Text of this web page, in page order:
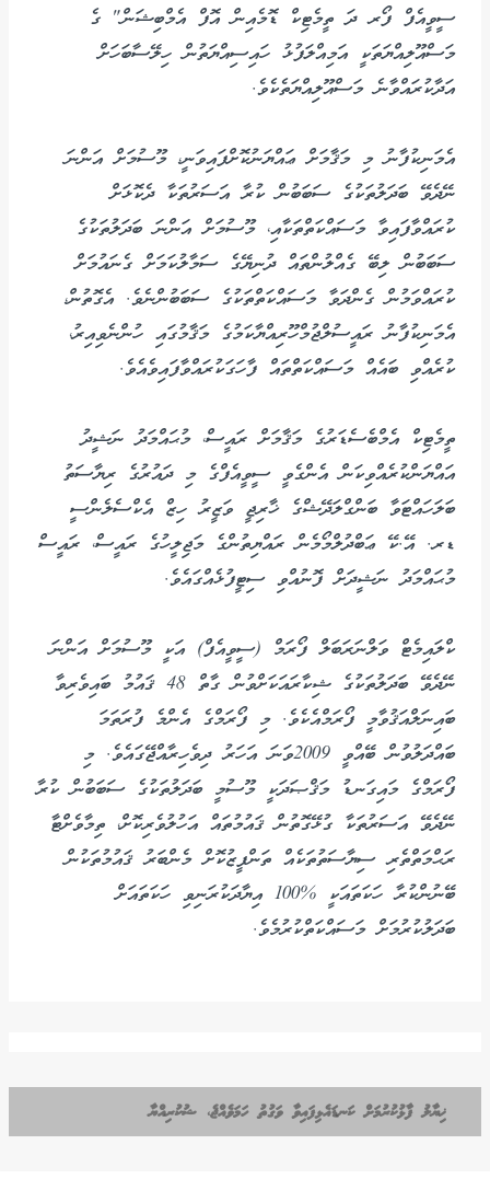
ސީވީއެފް ފޯރ ދަ ތީމެޓިކް ޑޮމެއިން އޮފް އެމްބިޝަން" ގެ
މަސްއޫލިއްޔަތަކީ އަމިއްލަފުޅު ހައިސިއްޔަތުން ހިލޭސާބަހަށް
އަދާކުރައްވާނެ މަސްއޫލިއްޔަތެކެވެ.
އެމަނިކުފާނު މި މަޤާމަށް ޢައްޔަނުކޮށްފައިވަނީ، މޫސުމަށް އަންނަ
ނޭދެވޭ ބަދަލުތަކުގެ ސަބަބުން ކުރާ އަސަރުތަކާ ދެކޮޅަށް
ކުރައްވާފައިވާ މަސައްކަތްތަކާއި، މޫސުމަށް އަންނަ ބަދަލުތަކުގެ
ސަބަބުން ލިބޭ ގެއްލުންތައް ދުނިޔޭގެ ސަމާލުކަމަށް ގެނައުމަށް
ކުރައްވަމުން ގެންދަވާ މަސައްކަތްތަކުގެ ސަބަބުންނެވެ. އެގޮތުން،
އެމަނިކުފާނު ރައީސުލްޖުމްހޫރިއްޔާކަމުގެ މަޤާމުގައި ހުންނެވިއިރު،
ކުރެއްވި ބައެއް މަސައްކަތްތައް ފާހަގަކުރައްވާފައިވެއެވެ.
ތީމެޓިކް އެމްބެސެޑަރުގެ މަޤާމަށް ރައީސް، މުޙައްމަދު ނަޝީދު
އައްޔަންކުރެއްވިކަން އެންގެވީ ސީވީއެފްގެ މި ދައުރުގެ ރިޔާސަތު
ބަލަހައްޓަވާ ބަންގްލަދޭޝްގެ ޚާރިޖީ ވަޒީރު ހިޒް އެކްސެލެންސީ
ޑރ. އޭ.ކޭ ޢަބްދުލްމޯމެން ރައްޔިތުންގެ މަޖިލީހުގެ ރައީސް، ރައީސް
މުޙައްމަދު ނަޝީދަށް ފޮނުއްވި ސިޓީފުޅެއްގައެވެ.
ކްލައިމެޓް ވަލްނަރަބަލް ފޯރަމް (ސީވީއެފް) އަކީ މޫސުމަށް އަންނަ
ނޭދެވޭ ބަދަލުތަކުގެ ޝިކާރައަކަށްވުން ގާތް 48 ޤައުމު ބައިވެރިވާ
ބައިނަލްއަޤުވާމީ ފޯރަމްއެކެވެ. މި ފޯރަމްގެ އެންމެ ފުރަތަމަ
ބައްދަލުވުން ބޭއްވީ 2009ވަނަ އަހަރު ދިވެހިރާއްޖޭގައެވެ. މި
ފޯރަމްގެ މައިގަނޑު މަޤްޞަދަކީ މޫސުމީ ބަދަލުތަކުގެ ސަބަބުން ކުރާ
ނޭދެވޭ އަސަރުތަކާ ގުޅޭގޮތުން ޤައުމުތައް އަހުލުވެރިކޮށް، ތިމާވެށްޓާ
ރަޙްމަތްތެރި ސިޔާސަތުތަކެއް ތަންފީޒުކޮށް މެންބަރު ޤައުމުތަކުން
ބޭނުންކުރާ ހަކަތައަކީ %100 އިޔާދަކުރަނިވި ހަކަތައަށް
ބަދަލުކުރުމަށް މަސައްކަތްކުރުމެވެ.
ޚިޔާލު ފާޅުކުރުމަށް ކަނޑައެޅިފައިވާ ވަގުތު ހަމަވެއްޖެ، ޝުކުރިއްޔާ